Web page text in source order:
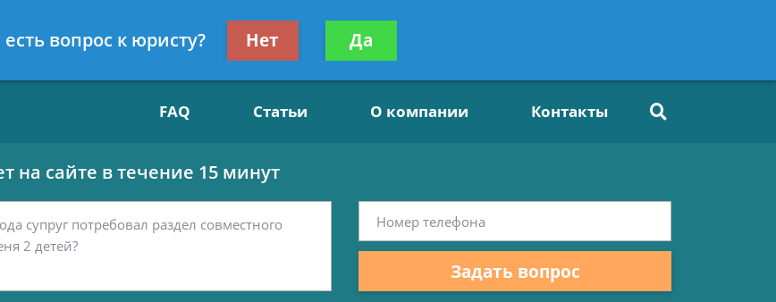
Получите консультацию
бесплатно
FAQ Статьи О компании Контакты
на сайте в течение 15 минут
Задать вопрос
есть вопрос к юристу? Нет Да